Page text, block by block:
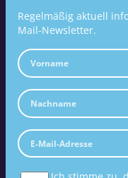
Regelmäßig aktuell
Mail-Newsletter.